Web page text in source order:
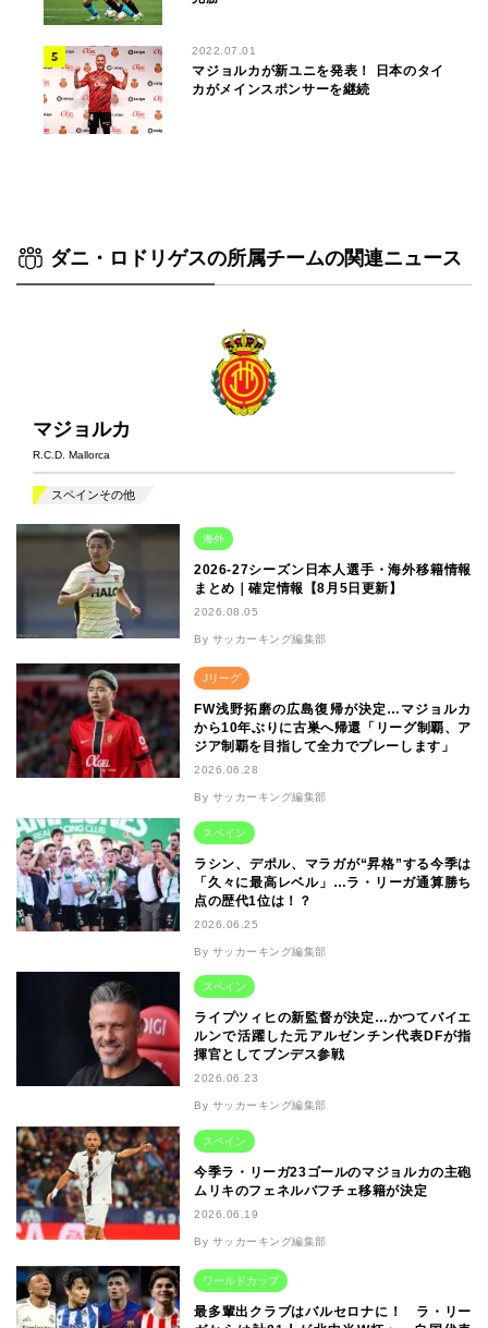
2022.07.01
マジョルカが新ユニを発表！ 日本のタイ
カがメインスポンサーを継続
ダニ・ロドリゲスの所属チームの関連ニュース
マジョルカ
R.C.D. Mallorca
スペインその他
海外
2026-27シーズン日本人選手・海外移籍情報
まとめ｜確定情報【8月5日更新】
2026.08.05
By サッカーキング編集部
Jリーグ
FW浅野拓磨の広島復帰が決定…マジョルカ
から10年ぶりに古巣へ帰還「リーグ制覇、ア
ジア制覇を目指して全力でプレーします」
2026.06.28
By サッカーキング編集部
スペイン
ラシン、デポル、マラガが“昇格”する今季は
「久々に最高レベル」…ラ・リーガ通算勝ち
点の歴代1位は！？
2026.06.25
By サッカーキング編集部
スペイン
ライプツィヒの新監督が決定…かつてバイエ
ルンで活躍した元アルゼンチン代表DFが指
揮官としてブンデス参戦
2026.06.23
By サッカーキング編集部
スペイン
今季ラ・リーガ23ゴールのマジョルカの主砲
ムリキのフェネルバフチェ移籍が決定
2026.06.19
By サッカーキング編集部
ワールドカップ
最多輩出クラブはバルセロナに！ ラ・リー